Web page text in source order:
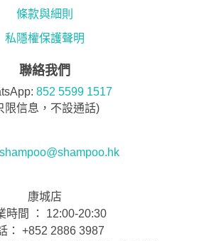
條款與細則
私隱權保護聲明
聯絡我們
852 5599 1517
限信息，不設通話)
shampoo@shampoo.hk
康城店
時間 ： 12:00-20:30
： +852 2886 3987